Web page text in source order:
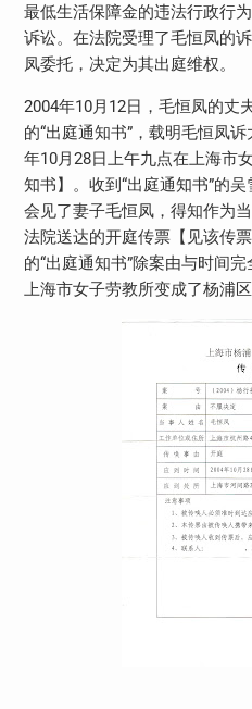
最低生活保障金的违法行政行
诉讼。在法院受理了毛恒凤的
凤委托，决定为其出庭维权。
2004年10月 12日，毛恒凤的丈
的“出庭通知书”，载明毛恒凤
年10月28日上午九点在上海市
知书】。收到“出庭通知书”的
会见了妻子毛恒凤，得知作为
法院送达的开庭传票【见该传
的“出庭通知书”除案由与时间
上海市女子劳教所变成了杨浦